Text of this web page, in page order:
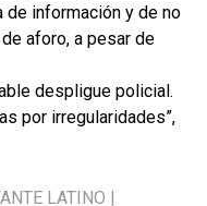
de información y de no
aforo, a pesar de
despligue policial.
por irregularidades”,
LATINO